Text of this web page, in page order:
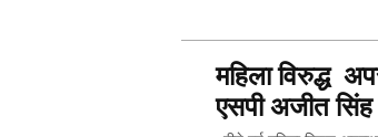
महिला विरुद्ध
एसपी अजीत